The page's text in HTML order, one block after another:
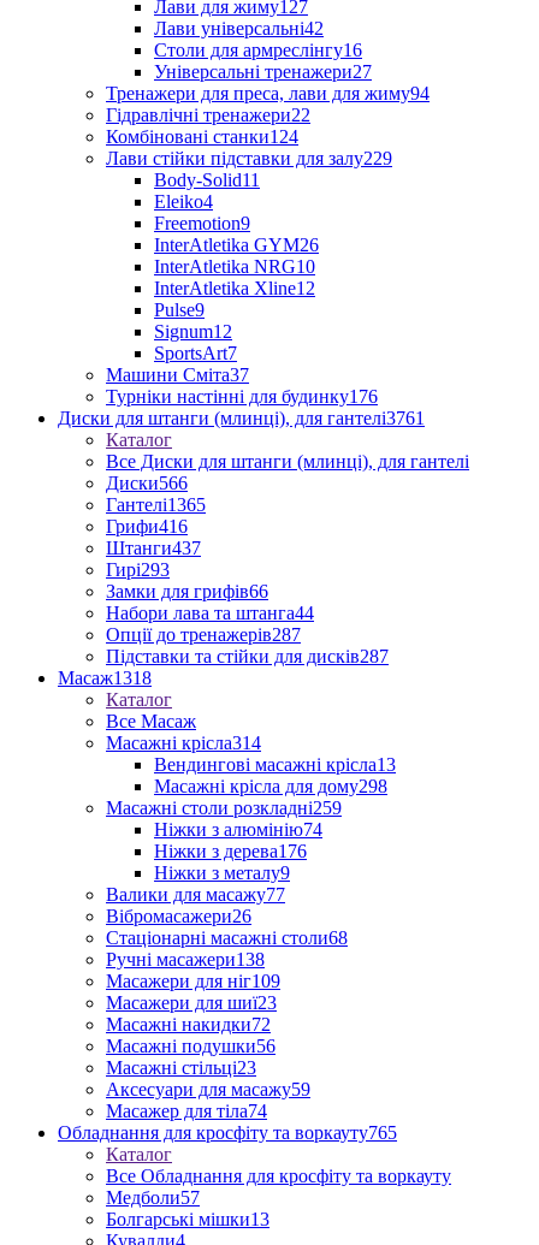
Лави для жиму127
Лави універсальні42
Столи для армреслінгу16
Універсальні тренажери27
Тренажери для преса, лави для жиму94
Гідравлічні тренажери22
Комбіновані станки124
Лави стійки підставки для залу229
Body-Solid11
Eleiko4
Freemotion9
InterAtletika GYM26
InterAtletika NRG10
InterAtletika Xline12
Pulse9
Signum12
SportsArt7
Машини Сміта37
Турніки настінні для будинку176
Диски для штанги (млинці), для гантелі3761
Каталог
Все Диски для штанги (млинці), для гантелі
Диски566
Гантелі1365
Грифи416
Штанги437
Гирі293
Замки для грифів66
Набори лава та штанга44
Опції до тренажерів287
Підставки та стійки для дисків287
Масаж1318
Каталог
Все Масаж
Масажні крісла314
Вендингові масажні крісла13
Масажні крісла для дому298
Масажні столи розкладні259
Ніжки з алюмінію74
Ніжки з дерева176
Ніжки з металу9
Валики для масажу77
Вібромасажери26
Стаціонарні масажні столи68
Ручні масажери138
Масажери для ніг109
Масажери для шиї23
Масажні накидки72
Масажні подушки56
Масажні стільці23
Аксесуари для масажу59
Масажер для тіла74
Обладнання для кросфіту та воркауту765
Каталог
Все Обладнання для кросфіту та воркауту
Медболи57
Болгарські мішки13
Кувалди4